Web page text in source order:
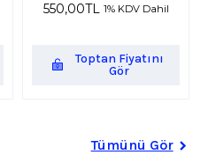
550,00TL 1% KDV Dahil
Toptan Fiyatını
Gör
Tümünü Gör